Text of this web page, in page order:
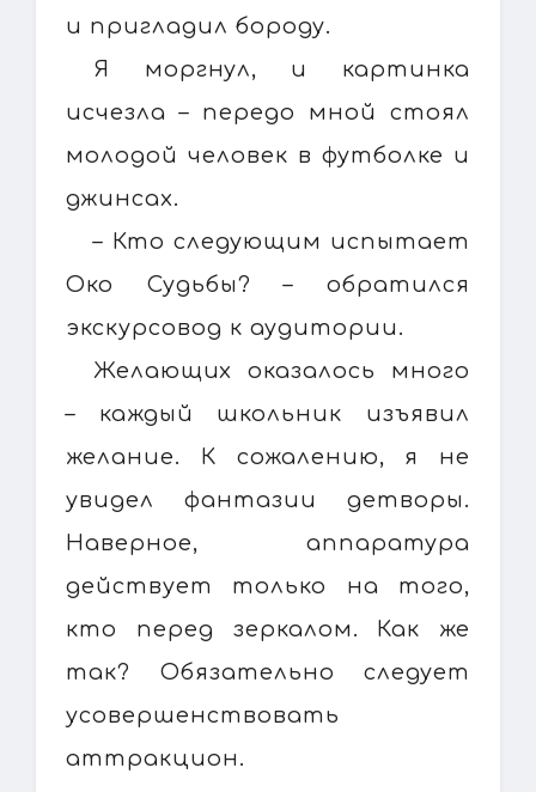
и пригладил бороду.
Я моргнул, и картинка
исчезла – передо мной стоял
молодой человек в футболке и
джинсах.
– Кто следующим испытает
Око Судьбы? – обратился
экскурсовод к аудитории.
Желающих оказалось много
– каждый школьник изъявил
желание. К сожалению, я не
увидел фантазии детворы.
Наверное, аппаратура
действует только на того,
кто перед зеркалом. Как же
так? Обязательно следует
усовершенствовать
аттракцион.